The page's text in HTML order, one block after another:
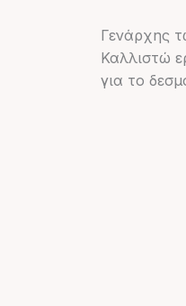
Γενάρχης
Καλλιστώ
για το